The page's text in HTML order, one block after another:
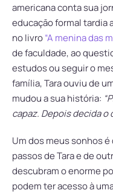
americana conta sua
educaçāo formal tardia
no livro“A menina das
de faculdade, ao
estudos ou seguir o
família, Tara ouviu de
mudou a sua história:
capaz. Depois decida o
Um dos meus sonhos
passos de Tara e de
descubram o enorme
podem ter acesso à